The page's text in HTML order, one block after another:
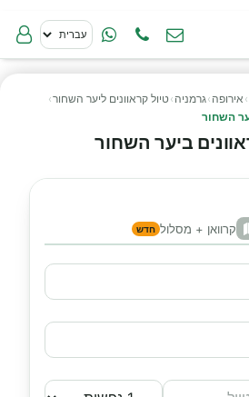
› אירופה ›גרמניה ›טיול קראוונים ליער השחור›
קרוואן + מסלול חדש